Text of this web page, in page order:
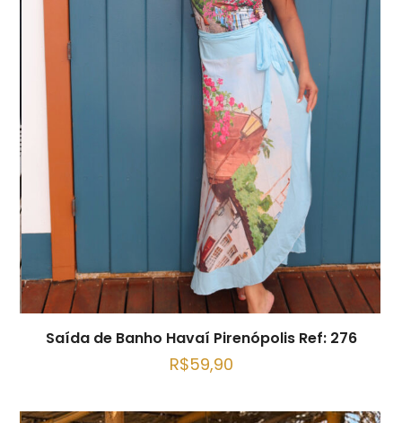
Saída de Banho Havaí Pirenópolis Ref: 276
R$59,90